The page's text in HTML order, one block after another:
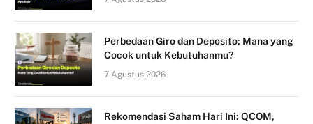
Perbedaan Giro dan Deposito: Mana yang
Cocok untuk Kebutuhanmu?
7 Agustus 2026
Rekomendasi Saham Hari Ini: QCOM,